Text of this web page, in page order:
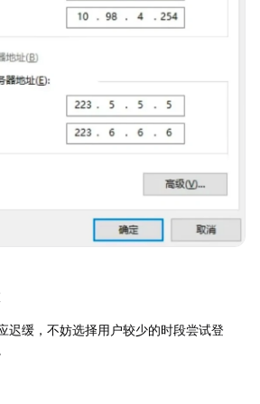
迟缓，不妨选择用户较少的时段尝试登